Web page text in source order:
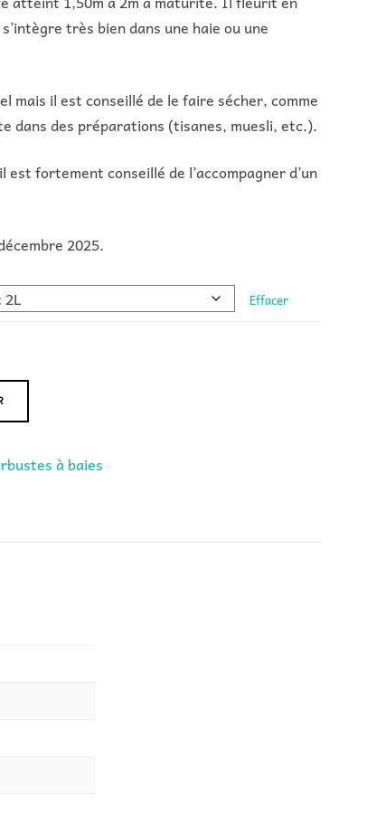
très bien dans une haie ou une
mais il est conseillé de le faire sécher, comme
dans des préparations (tisanes, muesli, etc.).
fortement conseillé de l’accompagner d’un
2025.
Effacer
à baies